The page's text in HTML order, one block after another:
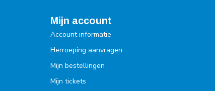
Mijn account
Account informatie
Herroeping aanvragen
Mijn bestellingen
Mijn tickets